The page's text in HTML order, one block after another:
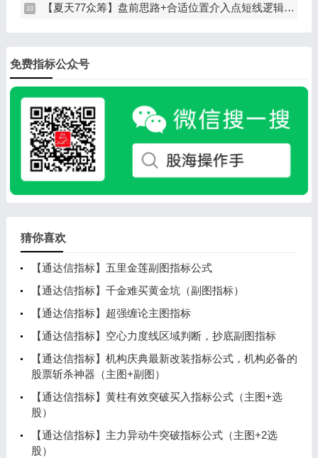
【夏天77众筹】盘前思路+合适位置介入点短线逻辑分享
免费指标公众号
猜你喜欢
【通达信指标】五里金莲副图指标公式
【通达信指标】千金难买黄金坑（副图指标）
【通达信指标】超强缠论主图指标
【通达信指标】空心力度线区域判断，抄底副图指标
【通达信指标】机构庆典最新改装指标公式，机构必备的
股票斩杀神器（主图+副图）
【通达信指标】黄柱有效突破买入指标公式（主图+选
股）
【通达信指标】主力异动牛突破指标公式（主图+2选
股）